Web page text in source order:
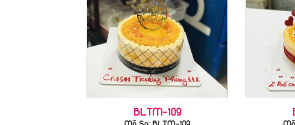
BLTM-109